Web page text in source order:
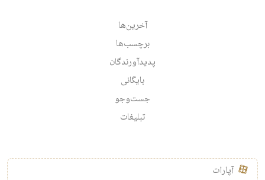
آخرین‌ها
برچسب‌ها
پدیدآورندگان
بایگانی
جست‌وجو
تبلیغات
آپارات